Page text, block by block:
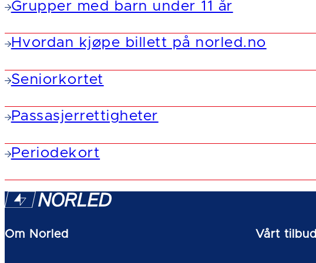
Grupper med barn under 11 år
Hvordan kjøpe billett på norled.no
Seniorkortet
Passasjerrettigheter
Periodekort
Om Norled Vårt tilbud